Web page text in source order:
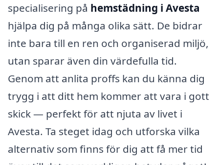
specialisering på hemstädning i Avesta
hjälpa dig på många olika sätt. De bidrar
inte bara till en ren och organiserad miljö,
utan sparar även din värdefulla tid.
Genom att anlita proffs kan du känna dig
trygg i att ditt hem kommer att vara i gott
skick — perfekt för att njuta av livet i
Avesta. Ta steget idag och utforska vilka
alternativ som finns för dig att få mer tid